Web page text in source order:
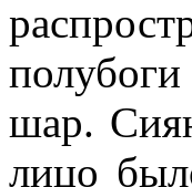
шар.
лицо